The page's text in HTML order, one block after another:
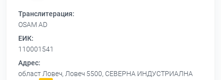
Транслитерация:
OSAM AD
ЕИК:
110001541
Адрес:
област Ловеч, Ловеч 5500, СЕВЕРНА ИНДУСТРИАЛНА